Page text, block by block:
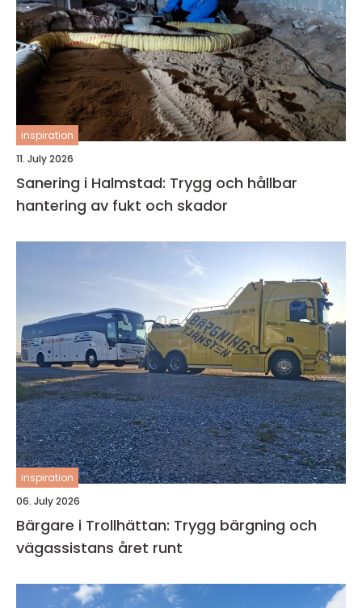
inspiration
11. July 2026
Sanering i Halmstad: Trygg och hållbar
hantering av fukt och skador
inspiration
06. July 2026
Bärgare i Trollhättan: Trygg bärgning och
vägassistans året runt